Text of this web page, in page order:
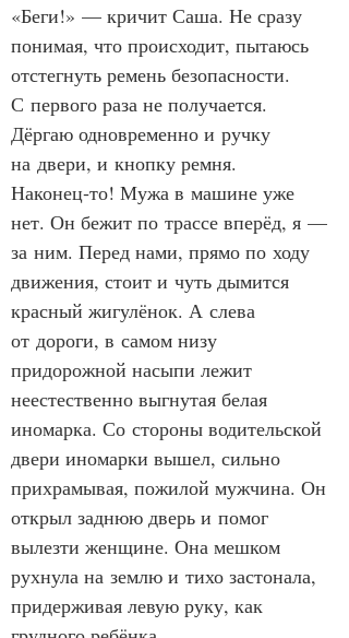
«Беги!» — кричит Саша. Не сразу
понимая, что происходит, пытаюсь
отстегнуть ремень безопасности.
С первого раза не получается.
Дёргаю одновременно и ручку
на двери, и кнопку ремня.
Наконец‑то! Мужа в машине уже
нет. Он бежит по трассе вперёд, я —
за ним. Перед нами, прямо по ходу
движения, стоит и чуть дымится
красный жигулёнок. А слева
от дороги, в самом низу
придорожной насыпи лежит
неестественно выгнутая белая
иномарка. Со стороны водительской
двери иномарки вышел, сильно
прихрамывая, пожилой мужчина. Он
открыл заднюю дверь и помог
вылезти женщине. Она мешком
рухнула на землю и тихо застонала,
придерживая левую руку, как